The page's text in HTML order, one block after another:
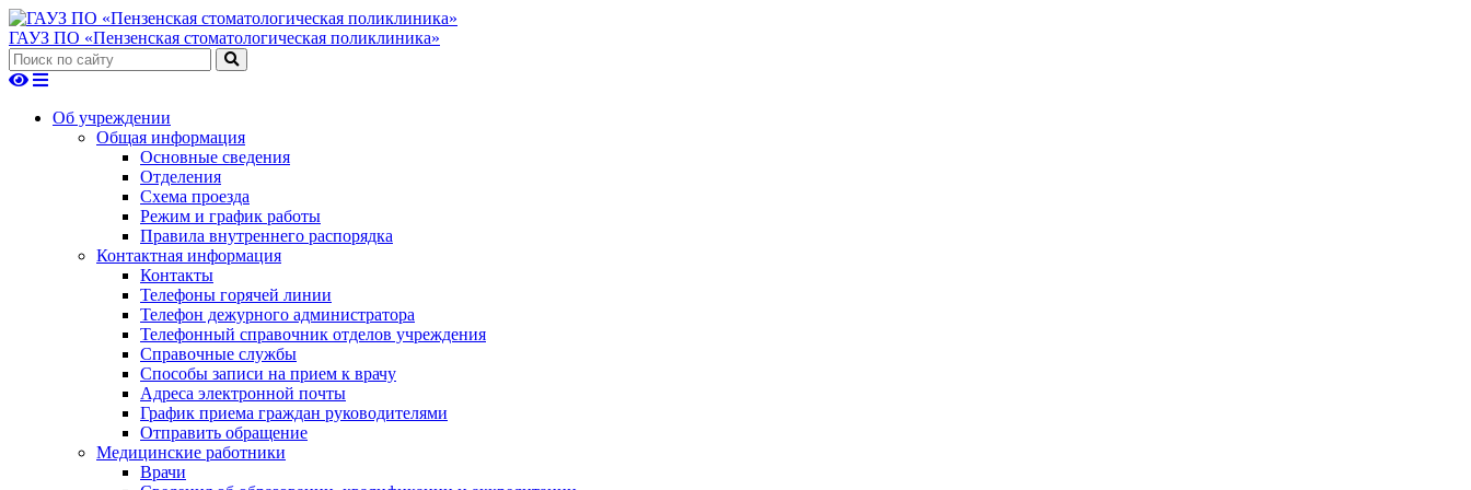
ГАУЗ ПО «Пензенская стоматологическая поликлиника»
Об учреждении
Общая информация
Основные сведения
Отделения
Схема проезда
Режим и график работы
Правила внутреннего распорядка
Контактная информация
Контакты
Телефоны горячей линии
Телефон дежурного администратора
Телефонный справочник отделов учреждения
Справочные службы
Способы записи на прием к врачу
Адреса электронной почты
График приема граждан руководителями
Отправить обращение
Медицинские работники
Врачи